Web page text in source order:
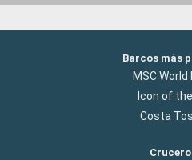
Barcos más
MSC World
Icon of
Costa